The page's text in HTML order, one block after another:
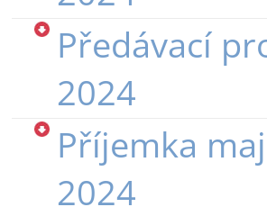
Předávací
2024
Příjemka
2024